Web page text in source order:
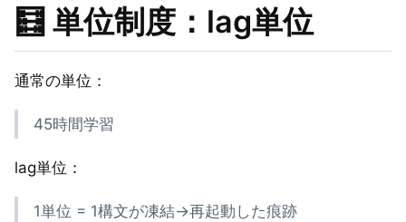
🧮 単位制度：lag単位
通常の単位：
45時間学習
lag単位：
1単位 = 1構文が凍結→再起動した痕跡